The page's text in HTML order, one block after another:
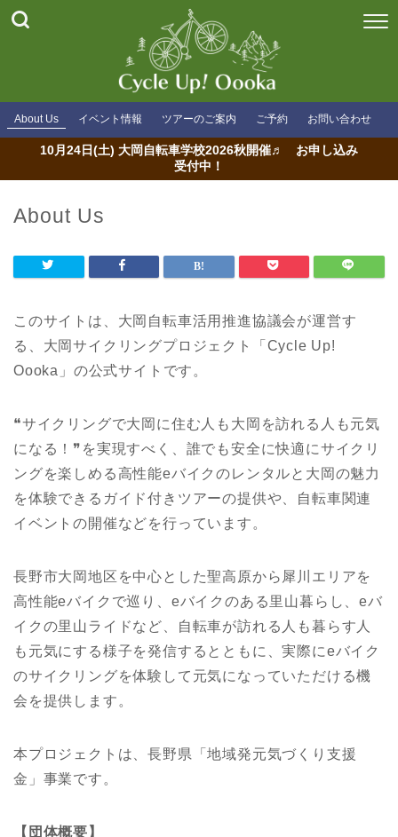
About Us イベント情報 ツアーのご案内 ご予約 お問い合わせ
10月24日(土) 大岡自転車学校2026秋開催♬ お申し込み
受付中！
About Us
このサイトは、大岡自転車活用推進協議会が運営す
る、大岡サイクリングプロジェクト「Cycle Up!
Oooka」の公式サイトです。
❝サイクリングで大岡に住む人も大岡を訪れる人も元気
になる！❞を実現すべく、誰でも安全に快適にサイクリ
ングを楽しめる高性能eバイクのレンタルと大岡の魅力
を体験できるガイド付きツアーの提供や、自転車関連
イベントの開催などを行っています。
長野市大岡地区を中心とした聖高原から犀川エリアを
高性能eバイクで巡り、eバイクのある里山暮らし、eバ
イクの里山ライドなど、自転車が訪れる人も暮らす人
も元気にする様子を発信するとともに、実際にeバイク
のサイクリングを体験して元気になっていただける機
会を提供します。
本プロジェクトは、長野県「地域発元気づくり支援
金」事業です。
【団体概要】